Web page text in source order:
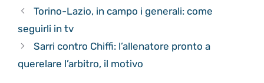
Torino-Lazio, in campo i generali: come
seguirli in tv
Sarri contro Chiffi: l’allenatore pronto a
querelare l’arbitro, il motivo